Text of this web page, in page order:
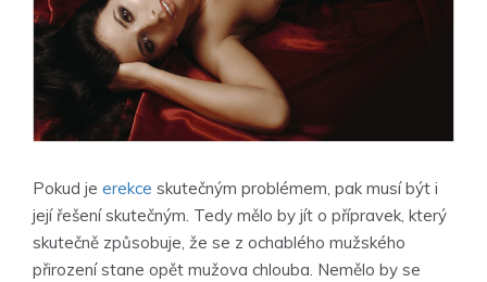
Pokud je erekce skutečným problémem, pak musí být i
její řešení skutečným. Tedy mělo by jít o přípravek, který
skutečně způsobuje, že se z ochablého mužského
přirození stane opět mužova chlouba. Nemělo by se